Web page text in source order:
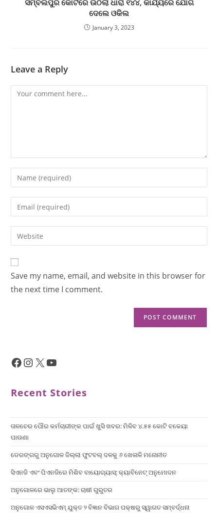
ସମ୍ବଲପୁର କୋର୍ଟରେ ଉଠିଲା ଧାରା ୧୪୪, କାର୍ଯ୍ୟରେ ଯୋଗ
ଦେଲେ ଓକିଲ
January 3, 2023
Leave a Reply
Save my name, email, and website in this browser for
the next time I comment.
Recent Stories
ତାଳଚେର ପୌର କର୍ମଚାରୀଙ୍କ ପାଇଁ ଖୁସି ଖବର: ମିଳିବ ୪.୫୫ କୋଟି ବକେୟା
ପାଉଣା
ଡେରଙ୍ଗରୁ ଅନୁଗୋଳ ଜିଲ୍ଲା ଫୁଟବଲ୍ ଦଳକୁ ୬ ଖେଳାଳି ମନୋନୀତ
ସିଏନଜି ଏବଂ ପିଏନଜିରେ ମିଶିବ ବାୟୋଗ୍ୟାସ୍: କ୍ୟାବିନେଟ୍ ଅନୁମୋଦନ
ଅନୁଗୋଳରେ ଭାଲୁ ଆତଙ୍କ: ଚାଷୀ ଗୁରୁତର
ଅନୁଗୋଳ ଏସଏସଭିଏମ୍ ଯୁକ୍ତ ୨ ବିଜ୍ଞାନ ବିଭାଗ ପକ୍ଷରୁ ସ୍ୱାଗତ ସମ୍ବର୍ଦ୍ଧନା